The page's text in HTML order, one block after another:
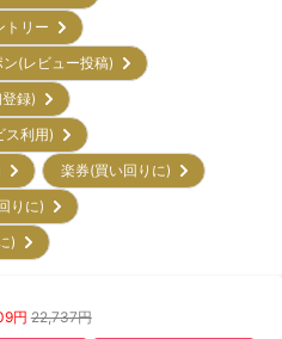
トリー
ン(レビュー投稿)
登録)
ス利用)
)
楽券(買い回りに)
回りに)
に)
円 22,737円